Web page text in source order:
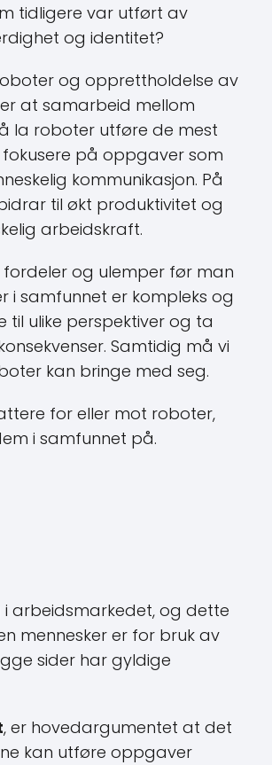
tidligere var utført av
og identitet?
og opprettholdelse av
at samarbeid mellom
la roboter utføre de mest
på oppgaver som
kommunikasjon. På
til økt produktivitet og
arbeidskraft.
fordeler og ulemper før man
i samfunnet er kompleks og
til ulike perspektiver og ta
Samtidig må vi
kan bringe med seg.
for eller mot roboter,
i samfunnet på.
arbeidsmarkedet, og dette
mennesker er for bruk av
sider har gyldige
, er hovedargumentet at det
kan utføre oppgaver